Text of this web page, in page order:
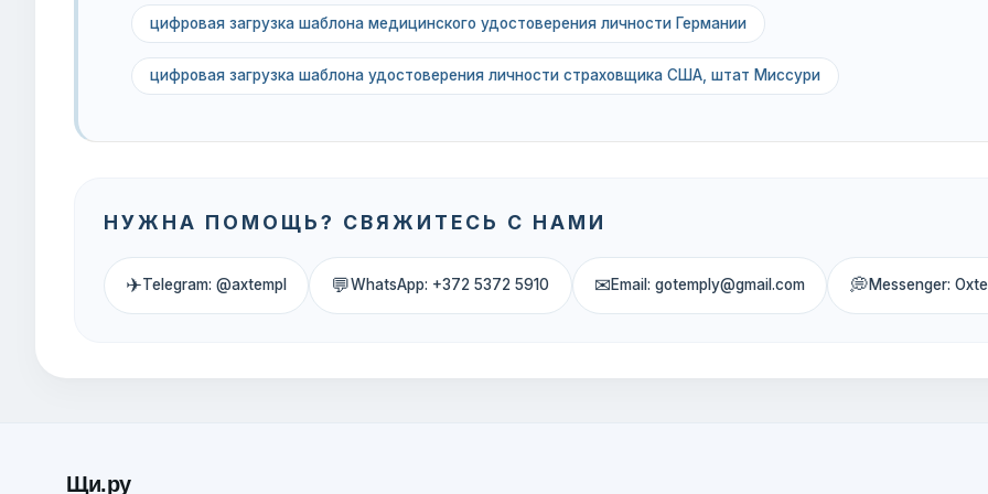
цифровая загрузка шаблона медицинского удостоверения личности Германии
цифровая загрузка шаблона удостоверения личности страховщика США, штат Миссури
НУЖНА ПОМОЩЬ? СВЯЖИТЕСЬ С НАМИ
✈Telegram: @axtempl 💬WhatsApp: +372 5372 5910 ✉Email: gotemply@gmail.com 💭Messenger:
Щи.ру